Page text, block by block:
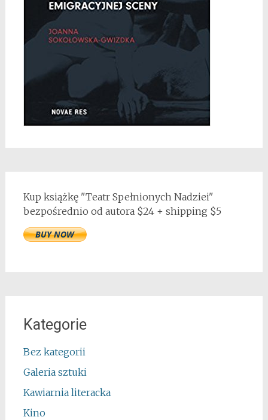
Kup książkę "Teatr Spełnionych Nadziei"
bezpośrednio od autora $24 + shipping $5
Kategorie
Bez kategorii
Galeria sztuki
Kawiarnia literacka
Kino